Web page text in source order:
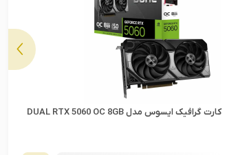
کیبورد گیمینگ ردراگون مدل Kumara K552 Black